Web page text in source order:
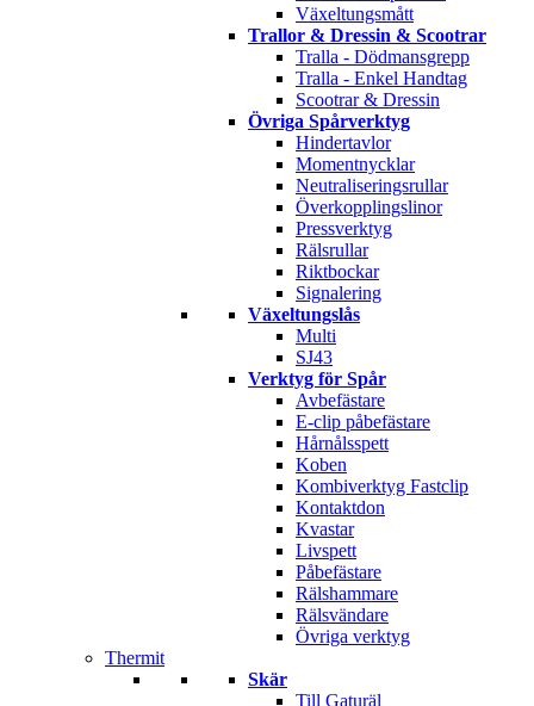
Växeltungsmått
Trallor & Dressin & Scootrar
Tralla - Dödmansgrepp
Tralla - Enkel Handtag
Scootrar & Dressin
Övriga Spårverktyg
Hindertavlor
Momentnycklar
Neutraliseringsrullar
Överkopplingslinor
Pressverktyg
Rälsrullar
Riktbockar
Signalering
Växeltungslås
Multi
SJ43
Verktyg för Spår
Avbefästare
E-clip påbefästare
Hårnålsspett
Koben
Kombiverktyg Fastclip
Kontaktdon
Kvastar
Livspett
Påbefästare
Rälshammare
Rälsvändare
Övriga verktyg
Thermit
Skär
Till Gaturäl